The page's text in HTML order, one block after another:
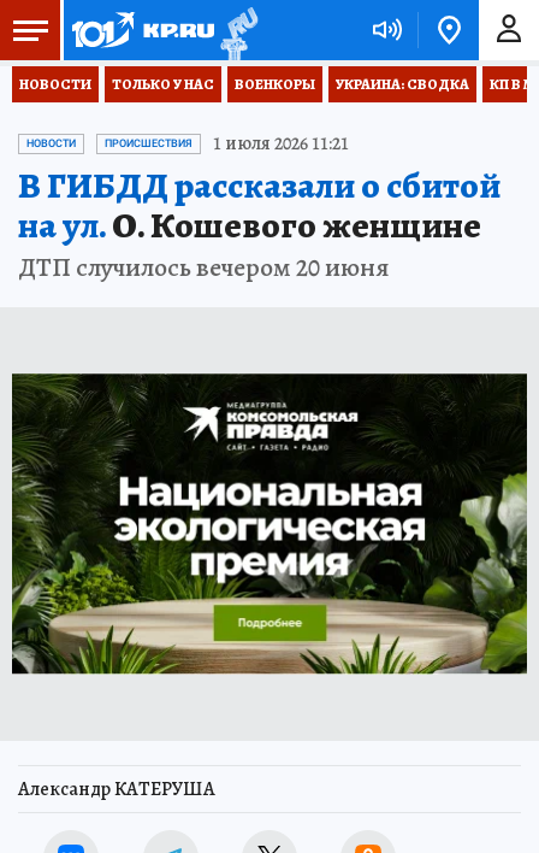
НОВОСТИ ТОЛЬКО У НАС ВОЕНКОРЫ УКРАИНА: СВОДКА КП В
НОВОСТИ ПРОИСШЕСТВИЯ 1 июля 2026 11:21
В ГИБДД рассказали о сбитой
на ул.О. Кошевого женщине
ДТП случилось вечером 20 июня
Александр КАТЕРУША